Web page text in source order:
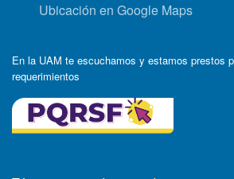
Ubicación en Google Maps
En la UAM te escuchamos y estamos prestos
requerimientos